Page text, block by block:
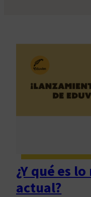
¿Y qué es
actual?